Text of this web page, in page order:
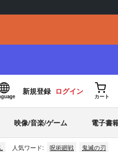
新規登録 ログイン
カート
映像/音楽/ゲーム 電子書
人気ワード: 呪術廻戦 鬼滅の刃